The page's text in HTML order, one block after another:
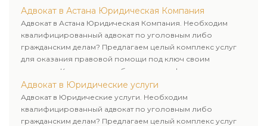
юридических лиц. Индивидуальный подход к каждому
клиенту.
Адвокат в Астана Юридическая Компания
Адвокат в Астана Юридическая Компания. Необходим
квалифицированный адвокат по уголовным либо
гражданским делам? Предлагаем целый комплекс услуг
для оказания правовой помощи под ключ своим
клиентам. Комплексное обслуживание физических и
юридических лиц. Индивидуальный подход к каждому
клиенту.
Адвокат в Юридические услуги
Адвокат в Юридические услуги. Необходим
квалифицированный адвокат по уголовным либо
гражданским делам? Предлагаем целый комплекс услуг